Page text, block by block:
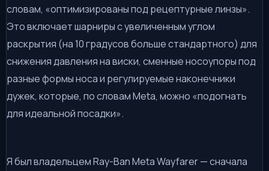
словам, «оптимизированы под рецептурные линзы».
Это включает шарниры с увеличенным углом
раскрытия (на 10 градусов больше стандартного) для
снижения давления на виски, сменные носоупоры под
разные формы носа и регулируемые наконечники
дужек, которые, по словам Meta, можно «подогнать
для идеальной посадки».
Я был владельцем Ray-Ban Meta Wayfarer — сначала